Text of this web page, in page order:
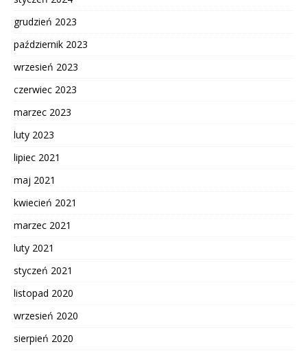
grudzień 2023
październik 2023
wrzesień 2023
czerwiec 2023
marzec 2023
luty 2023
lipiec 2021
maj 2021
kwiecień 2021
marzec 2021
luty 2021
styczeń 2021
listopad 2020
wrzesień 2020
sierpień 2020